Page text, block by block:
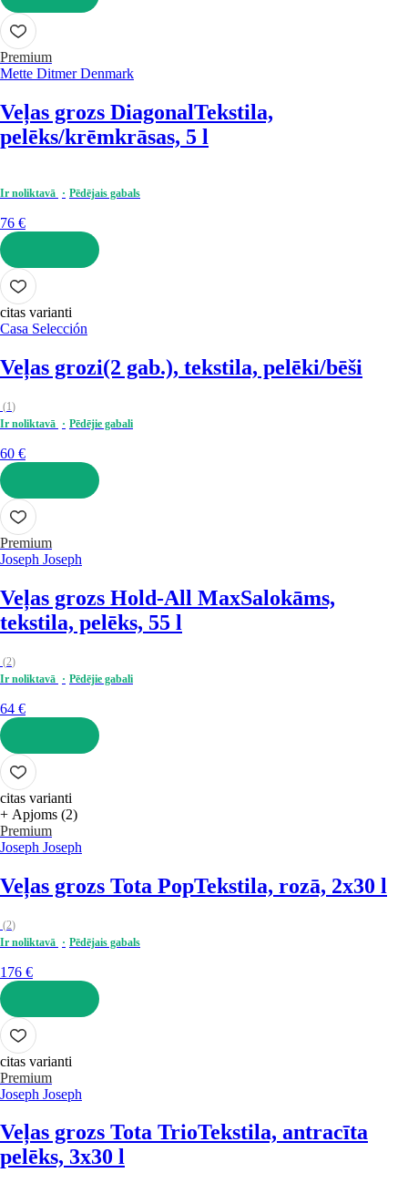
LIKT GROZĀ
Premium
Mette Ditmer Denmark
Veļas grozs DiagonalTekstila,
pelēks/krēmkrāsas, 5 l
Ir noliktavā Pēdējais gabals
76 €
LIKT GROZĀ
citas varianti
Casa Selección
Veļas grozi(2 gab.), tekstila, pelēki/bēši
(1)
Ir noliktavā
Pēdējie gabali
60 €
LIKT GROZĀ
Premium
Joseph Joseph
Veļas grozs Hold-All MaxSalokāms,
tekstila, pelēks, 55 l
(2)
Ir noliktavā
Pēdējie gabali
64 €
LIKT GROZĀ
citas varianti
+ Apjoms (2)
Premium
Joseph Joseph
Veļas grozs Tota PopTekstila, rozā, 2x30 l
(2)
Ir noliktavā
Pēdējais gabals
176 €
LIKT GROZĀ
citas varianti
Premium
Joseph Joseph
Veļas grozs Tota TrioTekstila, antracīta
pelēks, 3x30 l